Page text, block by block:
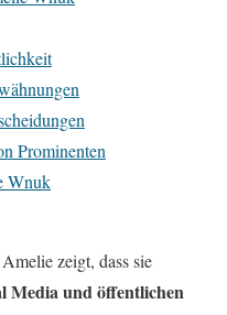
Prominenten
Wnuk
zeigt, dass sie
Media und öffentlichen